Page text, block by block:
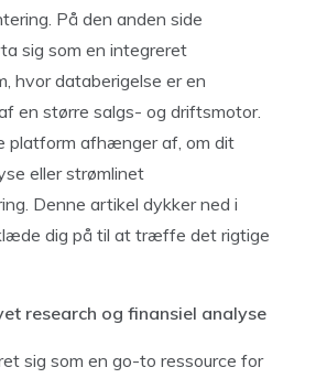
På den anden side
sig som en integreret
hvor databerigelse er en
en større salgs- og driftsmotor.
platform afhænger af, om dit
eller strømlinet
Denne artikel dykker ned i
dig på til at træffe det rigtige
research og finansiel analyse
sig som en go-to ressource for